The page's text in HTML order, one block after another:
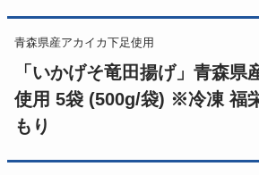
青森県産アカイカ下足使用
「いかげそ竜田揚げ」青森県
使用 5袋 (500g/袋) ※冷凍 福
もり